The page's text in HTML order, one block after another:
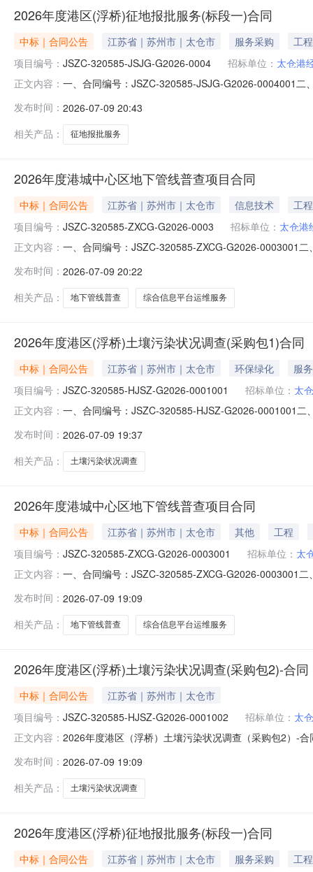
2026年度港区(浮桥)征地报批服务(标段一)合同
中标｜合同公告 江苏省｜苏州市｜太仓市 服务采购
工程
项目编号： JSZC-320585-JSJG-G2026-0004 招标单位： 太仓港
正文内容： 一、合同编号：JSZC-320585-JSJG-G2026-0004001二
53187860供应商（乙方）：江苏安地空间信息科技有限
发布时间： 2026-07-09 20:43
相关产品：
征地报批服务
2026年度港城中心区地下管线普查项目合同
中标｜合同公告 江苏省｜苏州市｜太仓市 信息技术
工程
项目编号： JSZC-320585-ZXCG-G2026-0003 招标单位： 太仓港
正文内容： 一、合同编号：JSZC-320585-ZXCG-G2026-0003001
53187860供应商（乙方）：园测信息科技股份有限公司
发布时间： 2026-07-09 20:22
相关产品：
地下管线普查 综合信息平台运维服务
2026年度港区(浮桥)土壤污染状况调查(采购包1)合同
中标｜合同公告 江苏省｜苏州市｜太仓市 环保绿化
服务
项目编号： JSZC-320585-HJSZ-G2026-0001001 招标单位： 太
正文内容： 一、合同编号：JSZC-320585-HJSZ-G2026-0001001二
员会地址：江苏省太仓市浮桥镇滨江大道88号联系方式
发布时间： 2026-07-09 19:37
相关产品：
土壤污染状况调查
2026年度港城中心区地下管线普查项目合同
中标｜合同公告 江苏省｜苏州市｜太仓市 其他
工程
项目编号： JSZC-320585-ZXCG-G2026-0003001 招标单位： 太
正文内容： 一、合同编号：JSZC-320585-ZXCG-G2026-0003001
省太仓市浮桥镇滨江大道88号联系方式：0512-
发布时间： 2026-07-09 19:09
相关产品：
地下管线普查 综合信息平台运维服务
2026年度港区(浮桥)土壤污染状况调查(采购包2)-合同
中标｜合同公告
江苏省｜苏州市｜太仓市
项目编号： JSZC-320585-HJSZ-G2026-0001002 招标单位： 太
正文内容： 2026年度港区（浮桥）土壤污染状况调查（采购包2）-
土壤污染状况调查五、合同主体采购人（甲方）：太仓
发布时间： 2026-07-09 19:09
相关产品：
土壤污染状况调查
2026年度港区(浮桥)征地报批服务(标段一)合同
中标｜合同公告 江苏省｜苏州市｜太仓市 服务采购
工程